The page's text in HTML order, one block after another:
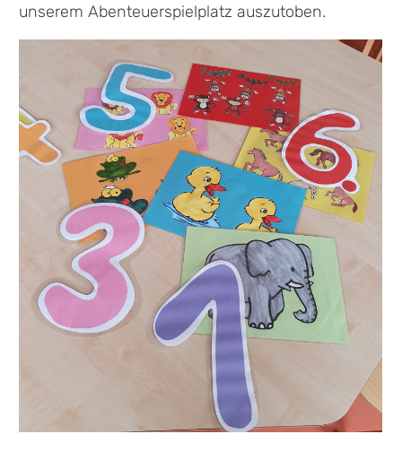
unserem Abenteuerspielplatz auszutoben.